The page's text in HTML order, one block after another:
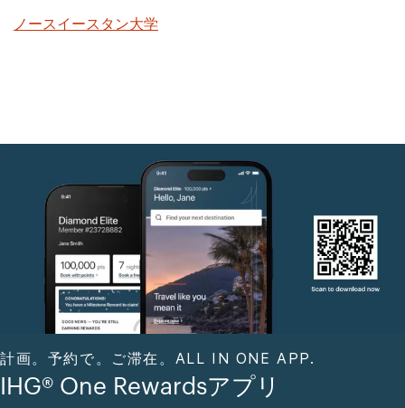
ノースイースタン大学
計画。予約で。ご滞在。ALL IN ONE APP.
IHG® One Rewardsアプリ